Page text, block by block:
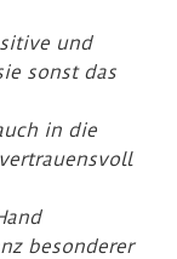
und
sonst das
in die
besonderer